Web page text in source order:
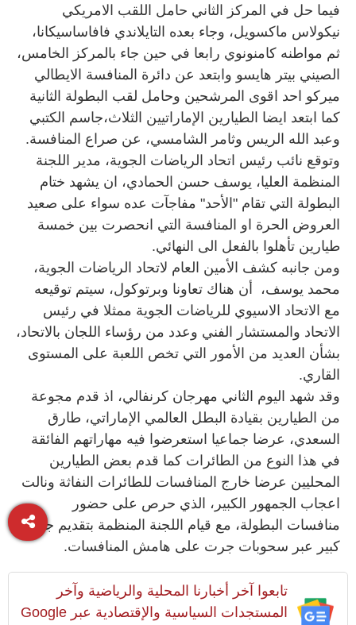
فيما حل في المركز الثاني حامل اللقب الامريكي
نيكولاس ماكسويل، وجاء بعده التايلاندي فافاساسيكانا،
ثم مواطنه كامنونوي رابعا في حين جاء بالمركز الخامس،
الصيني بيتر هايسو وابتعد عن دائرة المنافسة الايطالي
ميركو احد اقوى المرشحين وحامل لقب البطولة الثانية
كما ابتعد ايضا الطيارين الإماراتيين الثلاث،جاسم الكتبي
وعبد الله الريس وثامر الشامسي، عن صراع المنافسة.
وتوقع نائب رئيس اتحاد الرياضات الجوية، مدير اللجنة
المنظمة العليا، يوسف حسن الحمادي، ان يشهد ختام
البطولة التي تقام "الأحد" مفاجآت عده سواء على صعيد
العروض الحرة او المنافسة التي انحصرت بين خمسة
طيارين تأهلوا بالفعل الى النهائي.
ومن جانبه كشف الأمين العام لاتحاد الرياضات الجوية،
محمد يوسف، أن هناك تعاونا وبرتوكول، سيتم توقيعه
مع الاتحاد الاسيوي للرياضات الجوية ممثلا في رئيس
الاتحاد والمستشار الفني وعدد من رؤساء اللجان بالاتحاد،
بشأن العديد من الأمور التي تخص اللعبة على المستوى
القاري.
وقد شهد اليوم الثاني مهرجان كرنفالي، اذ قدم مجوعة
من الطيارين بقيادة البطل العالمي الإماراتي، طارق
السعدي، عرضا جماعيا استعرضوا فيه مهاراتهم الفائقة
في هذا النوع من الطائرات كما قدم بعض الطيارين
المحليين عرضا خارج المنافسات للطائرات النفاثة ونالت
اعجاب الجمهور الكبير، الذي حرص على حضور
منافسات البطولة، مع قيام اللجنة المنظمة بتقديم جوائز
كبير عبر سحوبات جرت على هامش المنافسات.
تابعوا آخر أخبارنا المحلية والرياضية وآخر
المستجدات السياسية والإقتصادية عبر Google